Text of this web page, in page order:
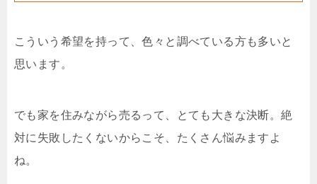
こういう希望を持って、色々と調べている方も多いと
思います。
でも家を住みながら売るって、とても大きな決断。絶
対に失敗したくないからこそ、たくさん悩みますよ
ね。